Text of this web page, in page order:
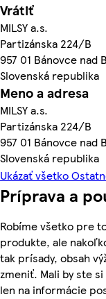
Vrátiť
MILSY a.s.
Partizánska 224/B
957 01 Bánovce nad
Slovenská republika
Meno a adresa
MILSY a.s.
Partizánska 224/B
957 01 Bánovce nad
Slovenská republika
Ukázať všetko
Príprava a
Robíme všetko pre
produkte, ale
tak prísady, obsah
zmeniť. Mali by ste
len na informácie